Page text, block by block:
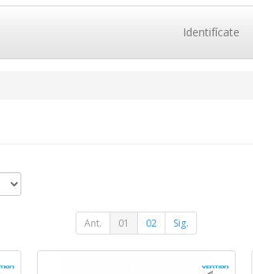
Identifícate
Ant. 01 02 Sig.